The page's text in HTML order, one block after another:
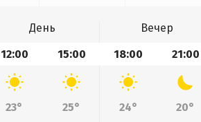
День
Вечер
12:00 15:00 18:00 21:00
23° 25° 24°
20°